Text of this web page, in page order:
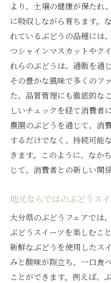
消費者に届ける
ぶどうにかける生
生産者と消費者をつ
体験
直売所で感じる生
ぶどうが育つ現場
消費者の声を生か
ぶどうの魅力を
消費者教育として
地域との絆を深め
より、土壌の健康が保たれ
に吸収しながら育ちます。
れているぶどうの品種には
つシャインマスカットやク
れらのぶどうは、通販を通
その豊かな風味で多くのフ
た、品質管理にも徹底的な
しいチェックを経て消費者
農園のぶどうを通じて、消
するだけでなく、持続可能
きます。このように、なか
じて、消費者との新しい関
地元ならではのぶどうス
大分県のぶどうフェアでは
ぶどうスイーツを楽しむこ
新鮮なぶどうを使用したス
みと酸味が際立ち、一口食
ことができます。例えば、